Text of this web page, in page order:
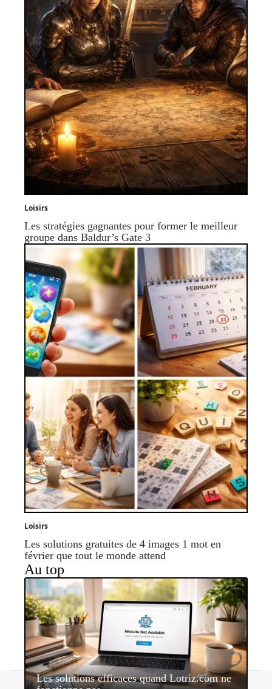
Loisirs
Les stratégies gagnantes pour former le meilleur
groupe dans Baldur’s Gate 3
Loisirs
Les solutions gratuites de 4 images 1 mot en
février que tout le monde attend
Au top
Les solutions efficaces quand Lotriz.com ne
Contact Mentions légales Sitemap